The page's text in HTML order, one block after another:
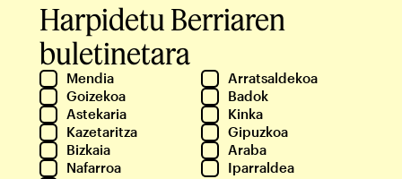
Harpidetu Berriaren
buletinetara
Mendia
Arratsaldekoa
Goizekoa
Badok
Astekaria
Kinka
Kazetaritza
Gipuzkoa
Bizkaia
Araba
Nafarroa
Iparraldea